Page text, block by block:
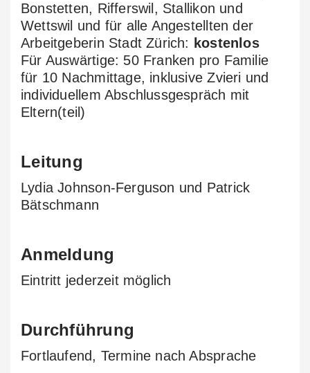
Bonstetten, Rifferswil, Stallikon und
Wettswil und für alle Angestellten der
Arbeitgeberin Stadt Zürich: kostenlos
Für Auswärtige: 50 Franken pro Familie
für 10 Nachmittage, inklusive Zvieri und
individuellem Abschlussgespräch mit
Eltern(teil)
Leitung
Lydia Johnson-Ferguson und Patrick
Bätschmann
Anmeldung
Eintritt jederzeit möglich
Durchführung
Fortlaufend, Termine nach Absprache